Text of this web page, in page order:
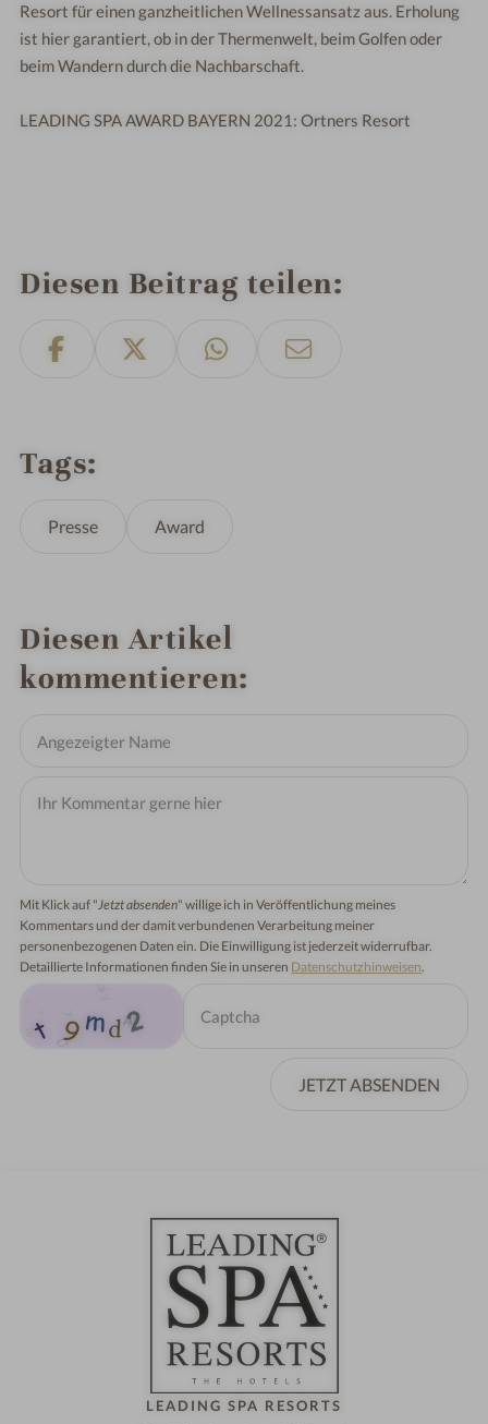
Resort für einen ganzheitlichen Wellnessansatz aus. Erholung
ist hier garantiert, ob in der Thermenwelt, beim Golfen oder
beim Wandern durch die Nachbarschaft.
LEADING SPA AWARD BAYERN 2021: Ortners Resort
Diesen Beitrag teilen
Tags
Presse Award
Diesen Artikel
kommentieren
Mit Klick auf "Jetzt absenden" willige ich in Veröffentlichung meines
Kommentars und der damit verbundenen Verarbeitung meiner
personenbezogenen Daten ein. Die Einwilligung ist jederzeit widerrufbar.
Detaillierte Informationen finden Sie in unseren Datenschutzhinweisen.
JETZT ABSENDEN
LEADING SPA RESORTS